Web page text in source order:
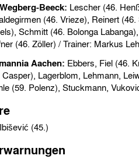
Beeck: Lescher (46.
(46. Vrieze), Reinert
Schmitt (46. Bolonga
Kuffner (46.
Aachen: Ebbers, Fiel (46. Krontiris), Ibišević (46. Nemeth), Klitzpera
Lehmann, Leiwakabessy, Milchraum (46. Weigelt),
0:1 Ibišević (45.)